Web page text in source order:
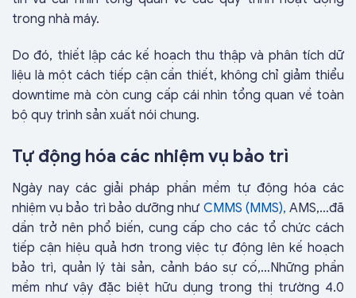
trong nhà máy.
Do đó, thiết lập các kế hoạch thu thập và phân tích dữ
liệu là một cách tiếp cận cần thiết, không chỉ giảm thiểu
downtime mà còn cung cấp cái nhìn tổng quan về toàn
bộ quy trình sản xuất nói chung.
Tự động hóa các nhiệm vụ bảo trì
Ngày nay các giải pháp phần mềm tự động hóa các
nhiệm vụ bảo trì bảo dưỡng như CMMS (MMS), AMS,…đã
dần trở nên phổ biến, cung cấp cho các tổ chức cách
tiếp cận hiệu quả hơn trong việc tự động lên kế hoạch
bảo trì, quản lý tài sản, cảnh báo sự cố,…Những phần
mềm như vậy đặc biệt hữu dụng trong thị trường 4.0